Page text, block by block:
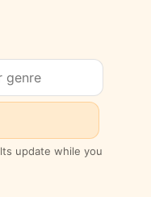
update while you